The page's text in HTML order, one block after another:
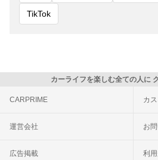
TikTok
カーライフを楽しむ全ての人に
CARPRIME カ
運営会社 お
広告掲載 利